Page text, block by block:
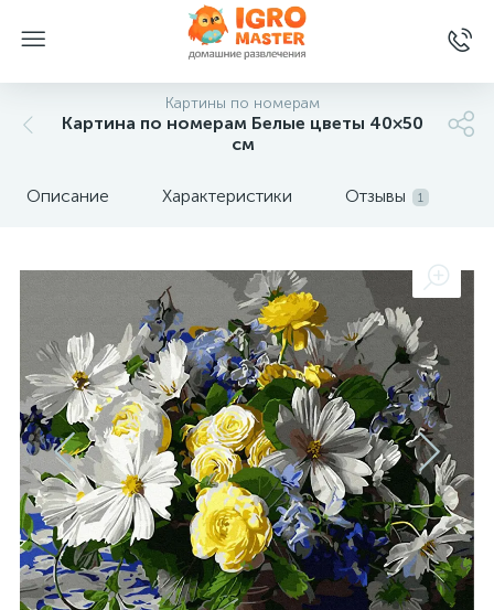
Картины по номерам
Картина по номерам Белые цветы 40×50
см
Описание Характеристики Отзывы 1